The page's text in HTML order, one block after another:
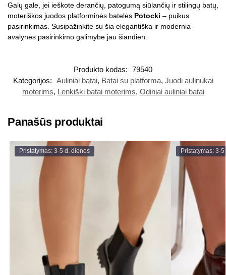
Galų gale, jei ieškote derančių, patogumą siūlančių ir stilingų batų,
moteriškos juodos platforminės batelės Potocki – puikus
pasirinkimas. Susipažinkite su šia elegantiška ir modernia
avalynės pasirinkimo galimybe jau šiandien.
Produkto kodas: 79540
Kategorijos: Auliniai batai, Batai su platforma, Juodi aulinukai
moterims, Lenkiški batai moterims, Odiniai auliniai batai
Panašūs produktai
Pristatymas: 3-5 d. dienos Pristatymas: 3-